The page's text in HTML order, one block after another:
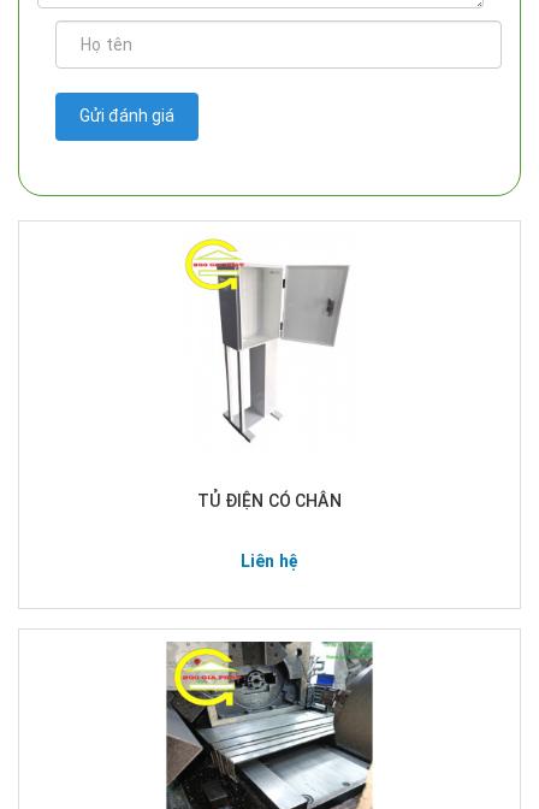
Gửi đánh giá
TỦ ĐIỆN CÓ CHÂN
Liên hệ